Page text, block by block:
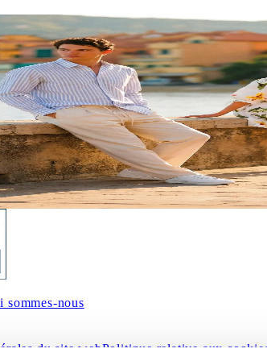
d'étéarrivent à Torino Outlet Village !
les prix outlet dans les boutiques des plus
incontournables de la saison.
Village !
sommes-nous
du site webPolitique relative aux